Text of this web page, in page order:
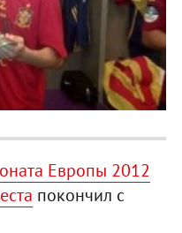
Европы 2012
покончил с